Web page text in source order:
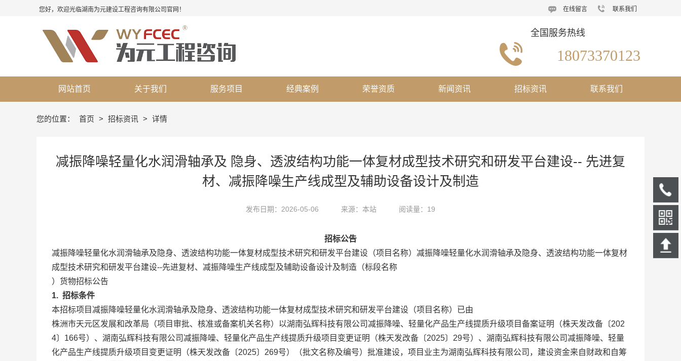
网站首页 关于我们 服务项目 经典案例 荣誉资质 新闻资讯 招标资讯 联系我们
您好，欢迎光临湖南为元建设工程咨询有限公司官网！ 在线留言 联系我们
全国服务热线
18073370123
您的位置： 首页 > 招标资讯 > 详情
减振降噪轻量化水润滑轴承及 隐身、透波结构功能一体复材成型技术研究和研发平台建设-- 先进复
材、减振降噪生产线成型及辅助设备设计及制造
发布日期：2026-05-06 来源：本站 阅读量：19
招标公告
减振降噪轻量化水润滑轴承及隐身、透波结构功能一体复材成型技术研究和研发平台建设（项目名称）减振降噪轻量化水润滑轴承及隐身、透波结构功能一体复材
成型技术研究和研发平台建设--先进复材、减振降噪生产线成型及辅助设备设计及制造（标段名称
）货物招标公告
1. 招标条件
本招标项目减振降噪轻量化水润滑轴承及隐身、透波结构功能一体复材成型技术研究和研发平台建设（项目名称）已由
株洲市天元区发展和改革局（项目审批、核准或备案机关名称）以湖南弘辉科技有限公司减振降噪、轻量化产品生产线提质升级项目备案证明（株天发改备〔202
4〕166号）、湖南弘辉科技有限公司减振降噪、轻量化产品生产线提质升级项目变更证明（株天发改备〔2025〕29号）、湖南弘辉科技有限公司减振降噪、轻量
化产品生产线提质升级项目变更证明（株天发改备〔2025〕269号）（批文名称及编号）批准建设，项目业主为湖南弘辉科技有限公司，建设资金来自财政和自筹